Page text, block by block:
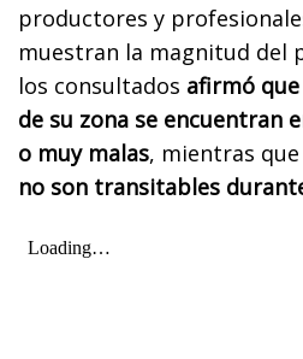
productores y
muestran la magnitud del
los consultados afirmó
de su zona se encuentran
o muy malas, mientras que
no son transitables